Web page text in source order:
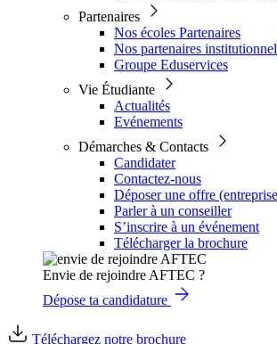
Partenaires
Nos écoles Partenaires
Nos partenaires
Groupe Eduservices
Vie Étudiante
Actualités
Evénements
Démarches & Contacts
Candidater
Contactez-nous
Déposer une offre
Parler à un conseiller
S’inscrire à un événement
Télécharger la brochure
Envie de rejoindre AFTEC ?
Dépose ta candidature
Téléchargez notre brochure